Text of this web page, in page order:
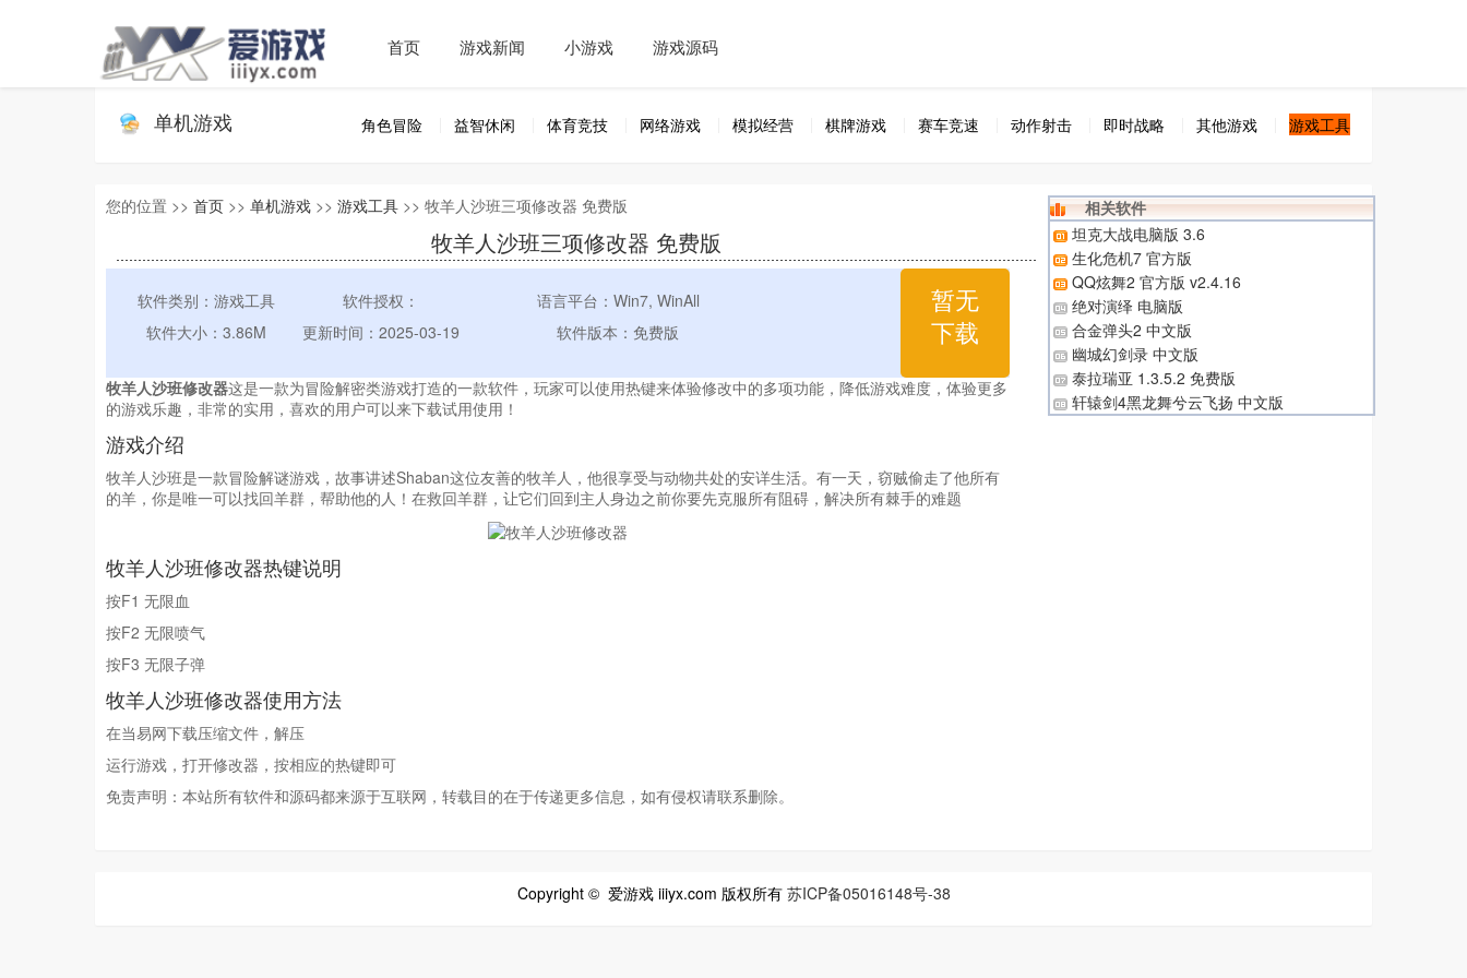
首页 游戏新闻 小游戏 游戏源码
单机游戏 角色冒险 益智休闲 体育竞技 网络游戏 模拟经营 棋牌游戏 赛车竞速 动作射击 即时战略 其他游戏 游戏工具
您的位置 >> 首页 >> 单机游戏 >> 游戏工具 >> 牧羊人沙班三项修改器 免费版
牧羊人沙班三项修改器 免费版
软件类别：游戏工具 软件授权：
语言平台：Win7, WinAll
软件大小：3.86M
更新时间：2025-03-19 软件版本：免费版
暂无
下载
牧羊人沙班修改器这是一款为冒险解密类游戏打造的一款软件，玩家可以使用热键来体验修改中的多项功能，降低游戏难度，体验更多
的游戏乐趣，非常的实用，喜欢的用户可以来下载试用使用！
游戏介绍
牧羊人沙班是一款冒险解谜游戏，故事讲述Shaban这位友善的牧羊人，他很享受与动物共处的安详生活。有一天，窃贼偷走了他所有
的羊，你是唯一可以找回羊群，帮助他的人！在救回羊群，让它们回到主人身边之前你要先克服所有阻碍，解决所有棘手的难题
牧羊人沙班修改器热键说明
按F1 无限血
按F2 无限喷气
按F3 无限子弹
牧羊人沙班修改器使用方法
在当易网下载压缩文件，解压
运行游戏，打开修改器，按相应的热键即可
免责声明： 本站所有软件和源码都来源于互联网，转载目的在于传递更多信息，如有侵权请联系删除。
相关软件
坦克大战电脑版 3.6
生化危机7 官方版
QQ炫舞2 官方版 v2.4.16
绝对演绎 电脑版
合金弹头2 中文版
幽城幻剑录 中文版
泰拉瑞亚 1.3.5.2 免费版
轩辕剑4黑龙舞兮云飞扬 中文版
Copyright © 爱游戏 iiiyx.com 版权所有 苏ICP备05016148号-38